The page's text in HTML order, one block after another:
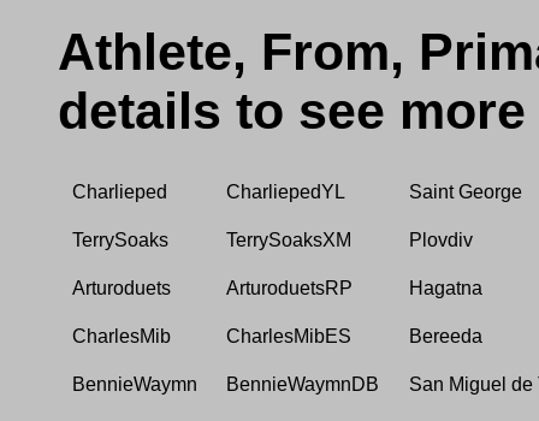
Athlete, From,
details to see more
Charlieped CharliepedYL Saint George
TerrySoaks TerrySoaksXM Plovdiv
Arturoduets ArturoduetsRP Hagatna
CharlesMib CharlesMibES Bereeda
BennieWaymn BennieWaymnDB San Miguel de